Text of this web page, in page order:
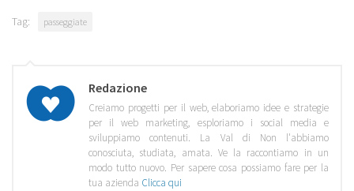
Tag: passeggiate
Redazione
Creiamo progetti per il web, elaboriamo idee e strategie
per il web marketing, esploriamo i social media e
sviluppiamo contenuti. La Val di Non l'abbiamo
conosciuta, studiata, amata. Ve la raccontiamo in un
modo tutto nuovo. Per sapere cosa possiamo fare per la
tua azienda Clicca qui